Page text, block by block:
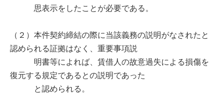
思表示をしたことが必要である。
（２）本件契約締結の際に当該義務の説明がなされたと
認められる証拠はなく、重要事項説
明書等によれば、賃借人の故意過失による損傷を
復元する規定であるとの説明であった
と認められる。